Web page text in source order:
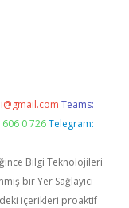
Teams:
0 726 Telegram:
Bilgi Teknolojileri
bir Yer Sağlayıcı
içerikleri proaktif